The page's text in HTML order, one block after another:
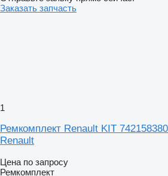
Заказать запчасть
1
Ремкомплект Renault KIT
Renault
Цена по запросу
Ремкомплект